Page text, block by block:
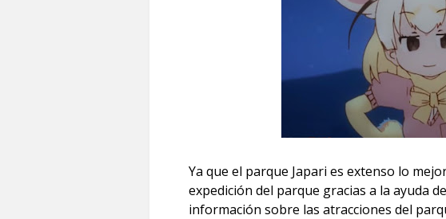
Ya que el parque Japari es extenso lo
expedición del parque gracias a la ayuda
información sobre las atracciones del